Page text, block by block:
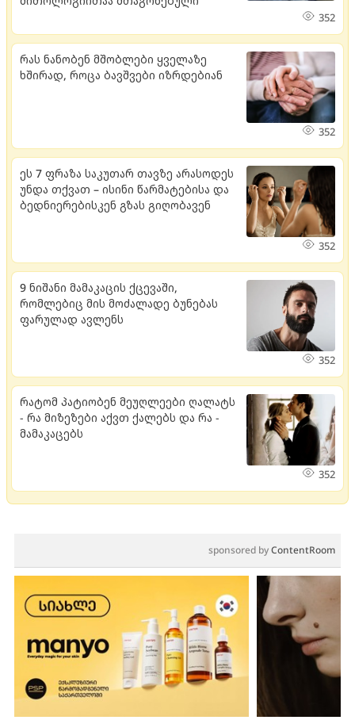
352
რას ნანობენ მშობლები ყველაზე
ხშირად, როცა ბავშვები იზრდებიან
352
ეს 7 ფრაზა საკუთარ თავზე არასოდეს
უნდა თქვათ – ისინი წარმატებისა და
ბედნიერებისკენ გზას გიღობავენ
352
9 ნიშანი მამაკაცის ქცევაში,
რომლებიც მის მოძალადე ბუნებას
ფარულად ავლენს
352
რატომ პატიობენ მეუღლეები ღალატს
- რა მიზეზები აქვთ ქალებს და რა -
მამაკაცებს
352
sponsored byContentRoom